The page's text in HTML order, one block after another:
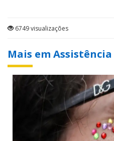
6749 visualizações
Mais em Assistência